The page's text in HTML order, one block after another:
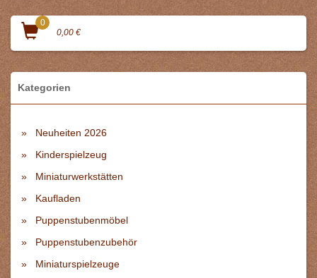
0
0,00 €
Kategorien
Neuheiten 2026
Kinderspielzeug
Miniaturwerkstätten
Kaufladen
Puppenstubenmöbel
Puppenstubenzubehör
Miniaturspielzeuge